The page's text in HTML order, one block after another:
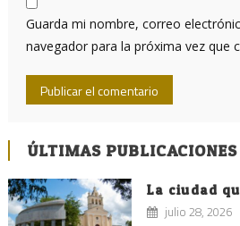
Guarda mi nombre, correo
navegador para la próxima vez que
ÚLTIMAS PUBLICACIONES
La ciudad
julio 28, 2026